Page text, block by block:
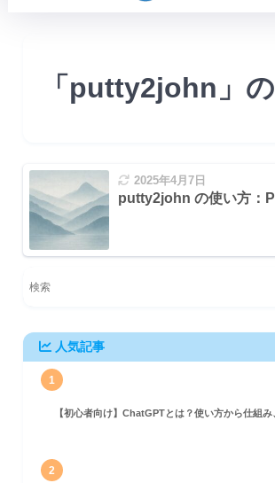
「putty2john」
2025年4月7日
putty2john の使い方：
人気記事
1
【初心者向け】ChatGPTとは？使い方から仕組
2